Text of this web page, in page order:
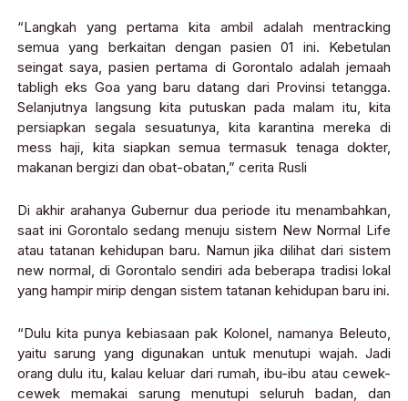
“Langkah yang pertama kita ambil adalah mentracking
semua yang berkaitan dengan pasien 01 ini. Kebetulan
seingat saya, pasien pertama di Gorontalo adalah jemaah
tabligh eks Goa yang baru datang dari Provinsi tetangga.
Selanjutnya langsung kita putuskan pada malam itu, kita
persiapkan segala sesuatunya, kita karantina mereka di
mess haji, kita siapkan semua termasuk tenaga dokter,
makanan bergizi dan obat-obatan,” cerita Rusli
Di akhir arahanya Gubernur dua periode itu menambahkan,
saat ini Gorontalo sedang menuju sistem New Normal Life
atau tatanan kehidupan baru. Namun jika dilihat dari sistem
new normal, di Gorontalo sendiri ada beberapa tradisi lokal
yang hampir mirip dengan sistem tatanan kehidupan baru ini.
“Dulu kita punya kebiasaan pak Kolonel, namanya Beleuto,
yaitu sarung yang digunakan untuk menutupi wajah. Jadi
orang dulu itu, kalau keluar dari rumah, ibu-ibu atau cewek-
cewek memakai sarung menutupi seluruh badan, dan